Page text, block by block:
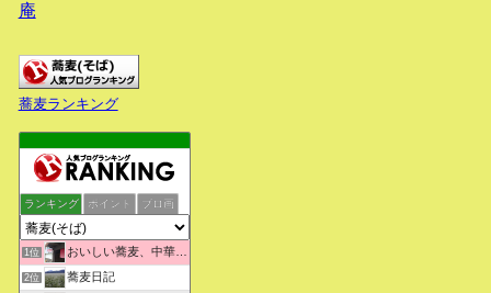
庵
蕎麦ランキング
ランキング ポイント ブロ画
1位 おいしい蕎麦、中華そばを求めて彷徨うブログ
2位 蕎麦日記